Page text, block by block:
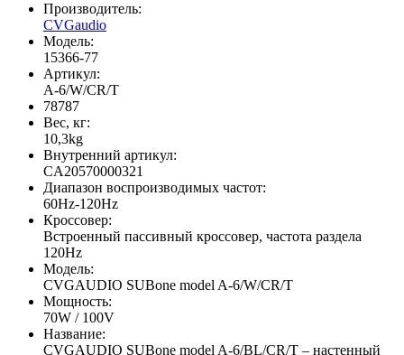
Производитель:
CVGaudio
Модель:
15366-77
Артикул:
A-6/W/CR/T
78787
Вес, кг:
10,3kg
Внутренний артикул:
CA20570000321
Диапазон воспроизводимых частот:
60Hz-120Hz
Кроссовер:
Встроенный пассивный кроссовер, частота раздела
120Hz
Модель:
CVGAUDIO SUBone model A-6/W/CR/T
Мощность:
70W / 100V
Название:
CVGAUDIO SUBone model A-6/BL/CR/T – настенный